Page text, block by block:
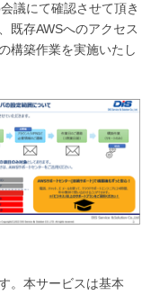
議にて確認させて頂き
既存AWSへのアクセス
構築作業を実施いたし
。本サービスは基本